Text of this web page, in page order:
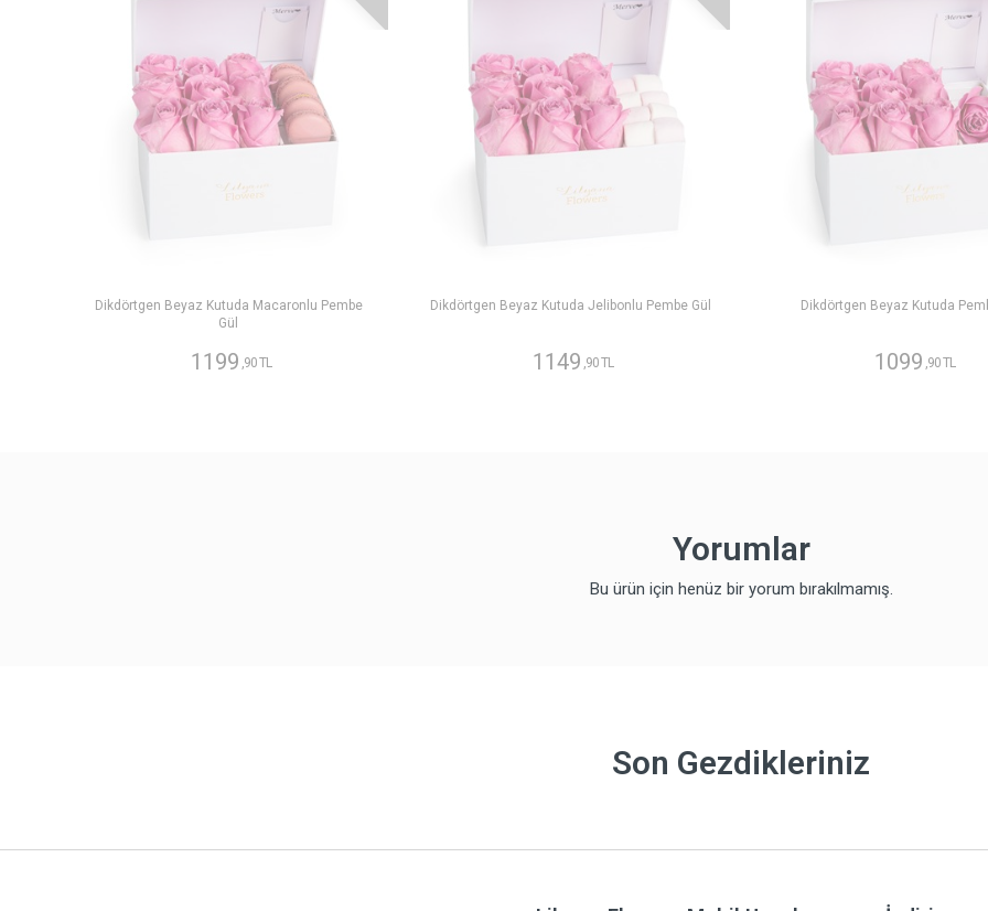
Dikdörtgen Beyaz Kutuda Macaronlu Pembe
Gül
1199 ,90 TL
Dikdörtgen Beyaz Kutuda Jelibonlu Pembe Gül
1149 ,90 TL
Dikdörtgen Beyaz Kutuda
1099 ,90 TL
Yorumlar
Bu ürün için henüz bir yorum bırakılmamış.
Son Gezdikleriniz